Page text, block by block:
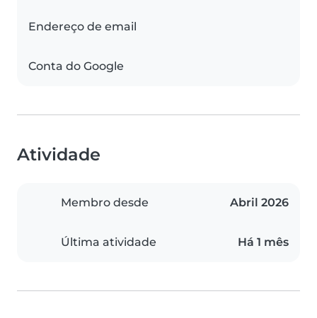
Endereço de email
Conta do Google
Atividade
Membro desde Abril 2026
Última atividade Há 1 mês